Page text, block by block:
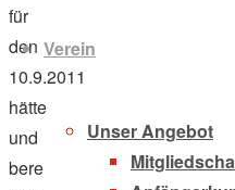
Verein
Unser Angebot
für
den
10.9.2011
hätte
und
bereit